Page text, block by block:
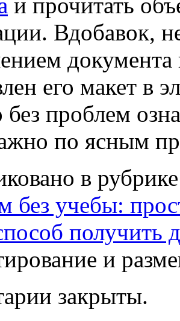
Вдобавок,
его макет в
без проблем
по ясным
в
без учебы:
и
закрыты.